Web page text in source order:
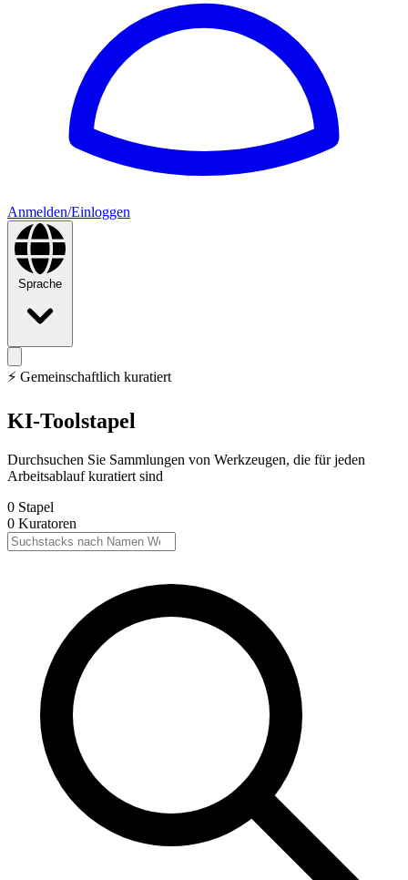
Anmelden/Einloggen
Sprache
⚡ Gemeinschaftlich kuratiert
KI-Toolstapel
Durchsuchen Sie Sammlungen von Werkzeugen, die für jeden
Arbeitsablauf kuratiert sind
0 Stapel
0 Kuratoren